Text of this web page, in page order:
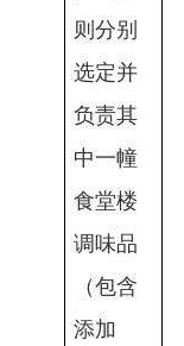
则分别
选定并
负责其
中一幢
食堂楼
调味品
（包含
添加